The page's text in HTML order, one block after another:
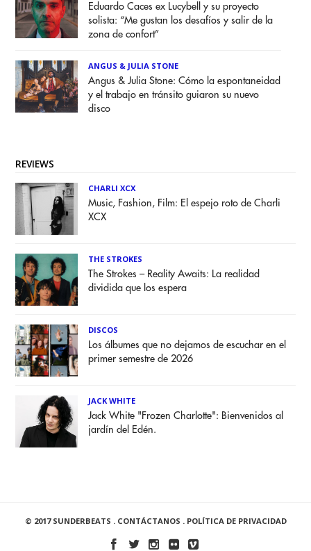
Eduardo Caces ex Lucybell y su proyecto
solista: “Me gustan los desafíos y salir de la
zona de confort”
ANGUS & JULIA STONE
Angus & Julia Stone: Cómo la espontaneidad
y el trabajo en tránsito guiaron su nuevo
disco
REVIEWS
CHARLI XCX
Music, Fashion, Film: El espejo roto de Charli
XCX
THE STROKES
The Strokes – Reality Awaits: La realidad
dividida que los espera
DISCOS
Los álbumes que no dejamos de escuchar en el
primer semestre de 2026
JACK WHITE
Jack White "Frozen Charlotte": Bienvenidos al
jardín del Edén.
© 2017 SUNDERBEATS . CONTÁCTANOS . POLÍTICA DE PRIVACIDAD